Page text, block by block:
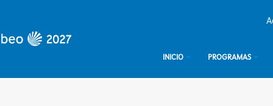
INICIO PROGRAMAS